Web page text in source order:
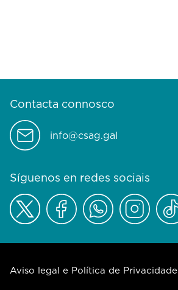
Contacta connosco
info@csag.gal
Síguenos en redes sociais
Aviso legal e Política de Privacidade